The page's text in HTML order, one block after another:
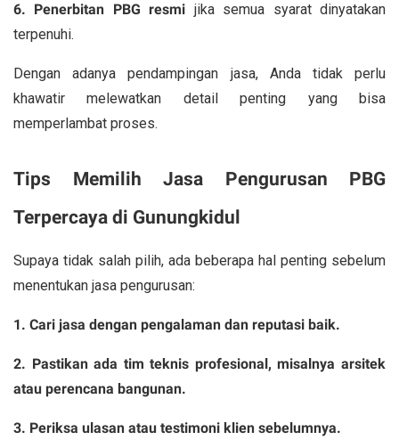
6. Penerbitan PBG resmi jika semua syarat dinyatakan
terpenuhi.
Dengan adanya pendampingan jasa, Anda tidak perlu
khawatir melewatkan detail penting yang bisa
memperlambat proses.
Tips Memilih Jasa Pengurusan PBG
Terpercaya di Gunungkidul
Supaya tidak salah pilih, ada beberapa hal penting sebelum
menentukan jasa pengurusan:
1. Cari jasa dengan pengalaman dan reputasi baik.
2. Pastikan ada tim teknis profesional, misalnya arsitek
atau perencana bangunan.
3. Periksa ulasan atau testimoni klien sebelumnya.